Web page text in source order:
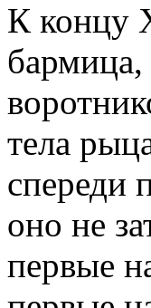
К концу
тела
спереди
оно не
первые